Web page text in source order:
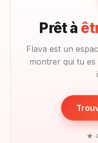
Prêt à
Flava est un
montrer qui tu
★